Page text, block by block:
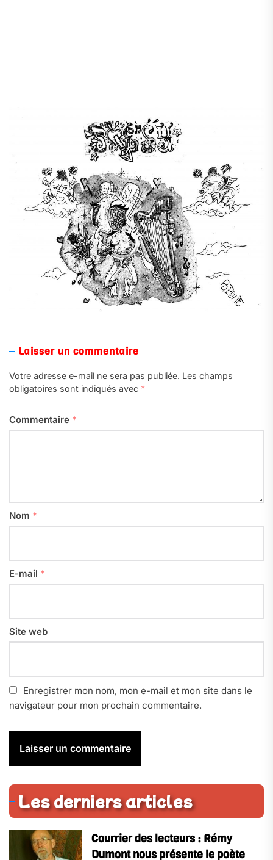
Laisser un commentaire
Votre adresse e-mail ne sera pas publiée. Les champs
obligatoires sont indiqués avec *
Commentaire *
Nom *
E-mail *
Site web
Enregistrer mon nom, mon e-mail et mon site dans le
navigateur pour mon prochain commentaire.
Les derniers articles
Courrier des lecteurs : Rémy
Dumont nous présente le poète